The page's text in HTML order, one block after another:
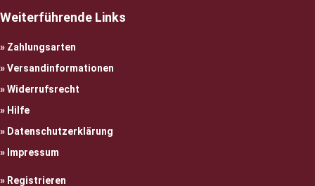
Weiterführende Links
Zahlungsarten
Versandinformationen
Widerrufsrecht
Hilfe
Datenschutzerklärung
Impressum
Registrieren